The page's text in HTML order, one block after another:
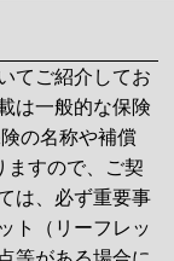
てご紹介してお
は一般的な保険
の名称や補償
ますので、ご契
は、必ず重要事
ト（リーフレッ